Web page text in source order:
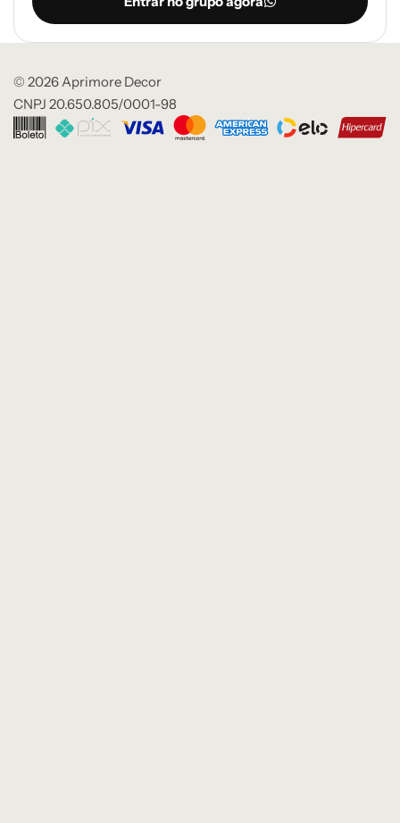
© 2026 Aprimore Decor
CNPJ 20.650.805/0001-98